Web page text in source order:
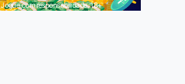
Jogue com responsabilidade. 18+